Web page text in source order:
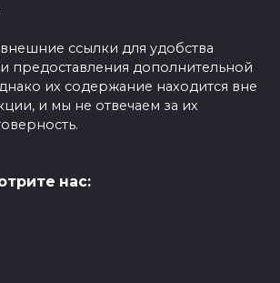
ссылки для удобства
предоставления дополнительной
их содержание находится вне
и мы не отвечаем за их
нас: